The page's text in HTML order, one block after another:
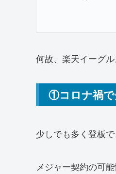
何故、楽天イーグ
①コロナ禍で
少しでも多く登板
メジャー契約の可